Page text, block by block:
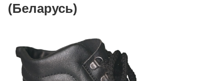
(Беларусь)